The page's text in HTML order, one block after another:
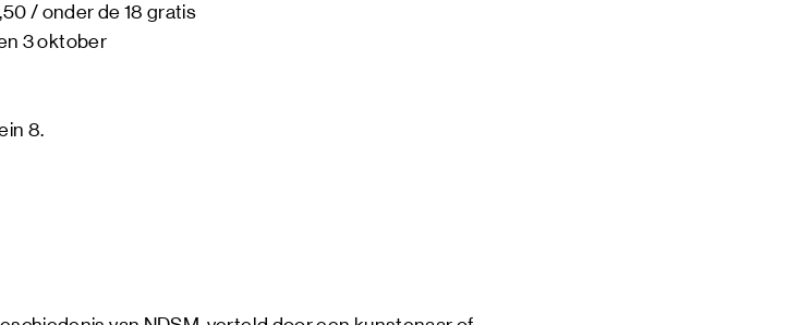
/ onder de 18 gratis
3 oktober
8.